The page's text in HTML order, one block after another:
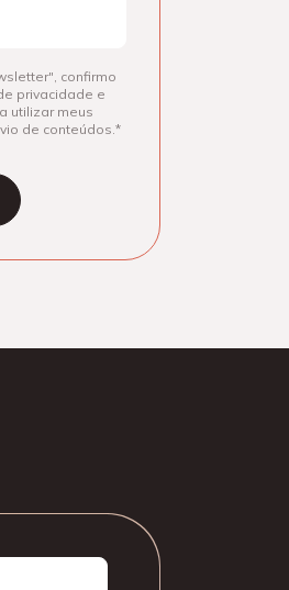
confirmo
privacidade e
utilizar meus
de conteúdos.